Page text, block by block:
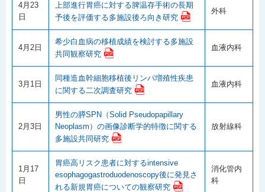
4月23
日
上部進行胃癌に対する脾温存手術の長期
予後を評価する多施設後ろ向き研究
外科
4月2日
希少白血病の移植成績を検討する多施設
共同観察研究
血液内科
3月1日
同種造血幹細胞移植後リンパ増殖性疾患
に関する二次調査研究
血液内科
2月3日
男性の膵SPN（Solid Pseudopapillary
Neoplasm）の画像診断学的特徴に関する
多施設共同研究
放射線科
1月17
日
胃癌高リスク患者に対するintensive
esophagogastroduodenoscopy後に発見さ
れる新規胃癌についての観察研究
消化管内
科